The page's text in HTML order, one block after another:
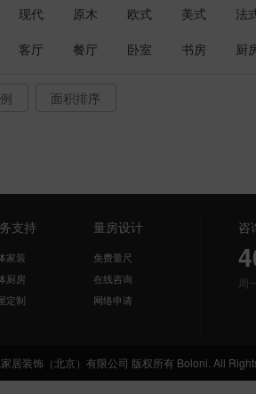
现代 原木 欧式 美式
法
客厅 餐厅 卧室 书房 厨
面积排序
支持
家装
厨房
定制
量房设计
免费量尺
在线咨询
网络申请
咨
周
居装饰（北京）有限公司 版权所有 Boloni. All